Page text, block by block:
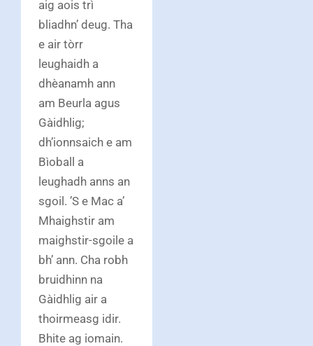
aig aois trì
bliadhn’ deug. Tha
e air tòrr
leughaidh a
dhèanamh ann
am Beurla agus
Gàidhlig;
dh’ionnsaich e am
Bìoball a
leughadh anns an
sgoil. ’S e Mac a’
Mhaighstir am
maighstir-sgoile a
bh’ ann. Cha robh
bruidhinn na
Gàidhlig air a
thoirmeasg idir.
Bhite ag iomain.